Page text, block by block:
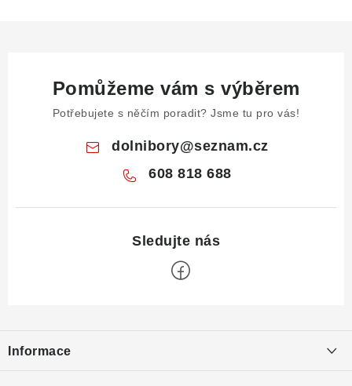
Pomůžeme vám s výběrem
Potřebujete s něčím poradit? Jsme tu pro vás!
dolnibory@seznam.cz
608 818 688
pInformace